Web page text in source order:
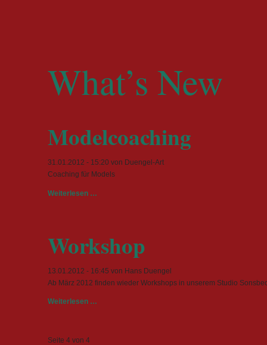
What’s New
Modelcoaching
31.01.2012 - 15:20 von Duengel-Art
Coaching für Models
Weiterlesen …
Workshop
13.01.2012 - 16:45 von Hans Duengel
Ab März 2012 finden wieder Workshops in unserem Studio
Weiterlesen …
Seite 4 von 4